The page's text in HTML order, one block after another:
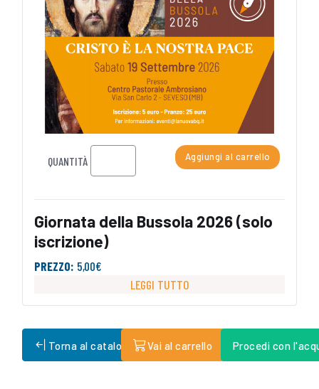
QUANTITÀ Aggiungi al carrello
Giornata della Bussola 2026 (solo
iscrizione)
PREZZO: 5,00€
LEGGI TUTTO
Torna al catalogo Vai al carrello Procedi con